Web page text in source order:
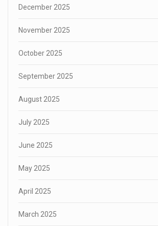
December 2025
November 2025
October 2025
September 2025
August 2025
July 2025
June 2025
May 2025
April 2025
March 2025